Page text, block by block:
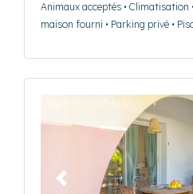
Animaux acceptés • Climatisation
maison fourni • Parking privé •
Précédent